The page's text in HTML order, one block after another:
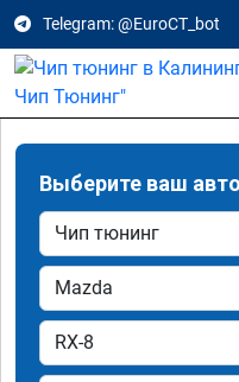
Telegram: @EuroCT_bot
Выберите ваш